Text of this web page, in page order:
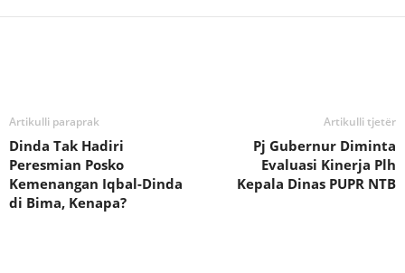
Artikulli paraprak
Dinda Tak Hadiri
Peresmian Posko
Kemenangan Iqbal-Dinda
di Bima, Kenapa?
Artikulli tjetër
Pj Gubernur Diminta
Evaluasi Kinerja Plh
Kepala Dinas PUPR NTB